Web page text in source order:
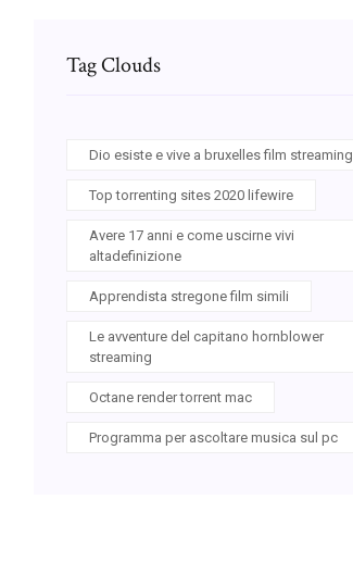
Tag Clouds
Dio esiste e vive a bruxelles film streaming
Top torrenting sites 2020 lifewire
Avere 17 anni e come uscirne vivi
altadefinizione
Apprendista stregone film simili
Le avventure del capitano hornblower
streaming
Octane render torrent mac
Programma per ascoltare musica sul pc